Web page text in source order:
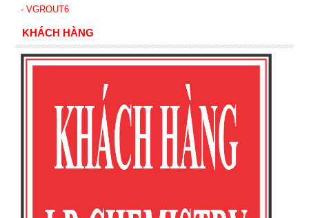
- VGROUT6
KHÁCH HÀNG